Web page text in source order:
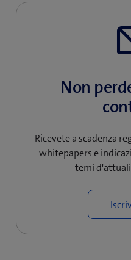
Non
Ricevete a scadenza
whitepapers e
temi